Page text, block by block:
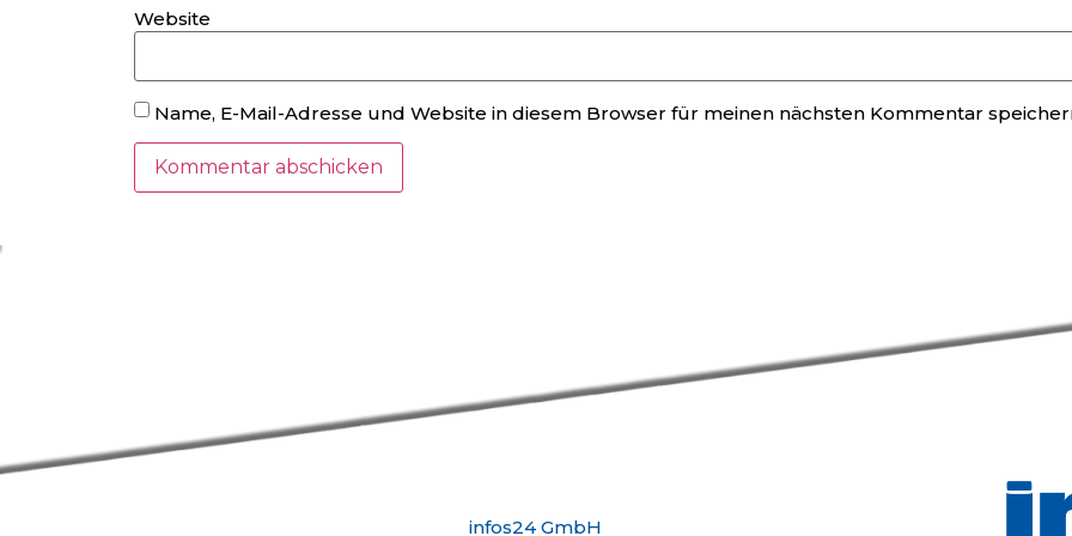
Website
Name, E-Mail-Adresse und Website in diesem Browser für meinen nächsten Kommentar
infos24 GmbH